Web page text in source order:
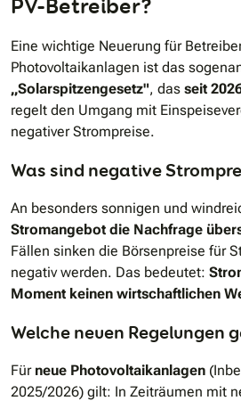
PV-Betreiber?
Eine wichtige Neuerung für
Photovoltaikanlagen ist das
„Solarspitzengesetz", das seit
regelt den Umgang mit
negativer Strompreise.
Was sind negative
An besonders sonnigen und
Stromangebot die Nachfrage
Fällen sinken die Börsenpreise für
negativ werden. Das bedeutet:
Moment keinen wirtschaftlichen
Welche neuen Regelungen
Für neue Photovoltaikanlagen
2025/2026) gilt: In Zeiträumen mit